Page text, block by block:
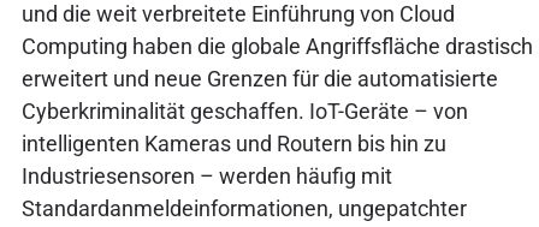
und die weit verbreitete Einführung von Cloud
Computing haben die globale Angriffsfläche drastisch
erweitert und neue Grenzen für die automatisierte
Cyberkriminalität geschaffen. IoT-Geräte – von
intelligenten Kameras und Routern bis hin zu
Industriesensoren – werden häufig mit
Standardanmeldeinformationen, ungepatchter